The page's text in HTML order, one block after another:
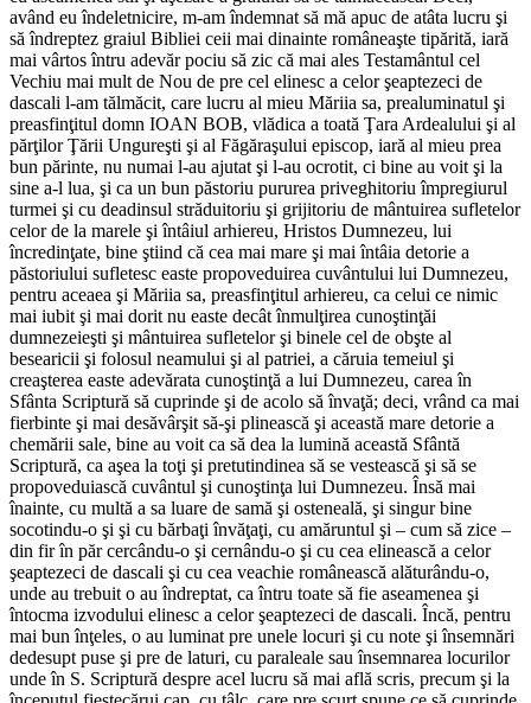
având eu îndeletnicire, m-am îndemnat să mă apuc de atâta lucru şi
să îndreptez graiul Bibliei ceii mai dinainte româneaşte tipărită, iară
mai vârtos întru adevăr pociu să zic că mai ales Testamântul cel
Vechiu mai mult de Nou de pre cel elinesc a celor şeaptezeci de
dascali l-am tălmăcit, care lucru al mieu Măriia sa, prealuminatul şi
preasfinţitul domn IOAN BOB, vlădica a toată Ţara Ardealului şi al
părţilor Ţării Ungureşti şi al Făgăraşului episcop, iară al mieu prea
bun părinte, nu numai l-au ajutat şi l-au ocrotit, ci bine au voit şi la
sine a-l lua, şi ca un bun păstoriu pururea priveghitoriu împregiurul
turmei şi cu deadinsul străduitoriu şi grijitoriu de mântuirea sufletelor
celor de la marele şi întâiul arhiereu, Hristos Dumnezeu, lui
încredinţate, bine ştiind că cea mai mare şi mai întâia detorie a
păstoriului sufletesc easte propoveduirea cuvântului lui Dumnezeu,
pentru aceaea şi Măriia sa, preasfinţitul arhiereu, ca celui ce nimic
mai iubit şi mai dorit nu easte decât înmulţirea cunoştinţăi
dumnezeieşti şi mântuirea sufletelor şi binele cel de obşte al
besearicii şi folosul neamului şi al patriei, a căruia temeiul şi
creaşterea easte adevărata cunoştinţă a lui Dumnezeu, carea în
Sfânta Scriptură să cuprinde şi de acolo să învaţă; deci, vrând ca mai
fierbinte şi mai desăvârşit să-şi plinească şi această mare detorie a
chemării sale, bine au voit ca să dea la lumină această Sfântă
Scriptură, ca aşea la toţi şi pretutindinea să se vestească şi să se
propoveduiască cuvântul şi cunoştinţa lui Dumnezeu. Însă mai
înainte, cu multă a sa luare de samă şi osteneală, şi singur bine
socotindu-o şi şi cu bărbaţi învăţaţi, cu amăruntul şi – cum să zice –
din fir în păr cercându-o şi cernându-o şi cu cea elinească a celor
şeaptezeci de dascali şi cu cea veachie românească alăturându-o,
unde au trebuit o au îndreptat, ca întru toate să fie aseamenea şi
întocma izvodului elinesc a celor şeaptezeci de dascali. Încă, pentru
mai bun înţeles, o au luminat pre unele locuri şi cu note şi însemnări
dedesupt puse şi pre de laturi, cu paraleale sau însemnarea locurilor
unde în S. Scriptură despre acel lucru să mai află scris, precum şi la